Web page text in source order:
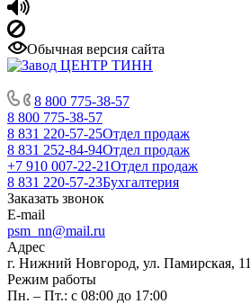
Обычная версия сайта
8 800 775-38-57
8 800 775-38-57
8 831 220-57-25Отдел продаж
8 831 252-84-94Отдел продаж
+7 910 007-22-21Отдел продаж
8 831 220-57-23Бухгалтерия
Заказать звонок
E-mail
psm_nn@mail.ru
Адрес
г. Нижний Новгород, ул. Памирская, 11
Режим работы
Пн. – Пт.: с 08:00 до 17:00